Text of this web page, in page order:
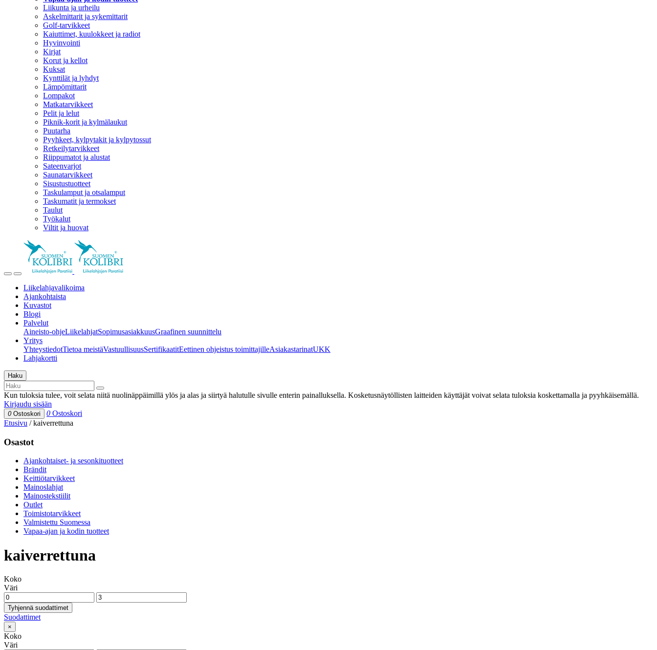
Liikunta ja urheilu
Askelmittarit ja sykemittarit
Golf-tarvikkeet
Kaiuttimet, kuulokkeet ja radiot
Hyvinvointi
Kirjat
Korut ja kellot
Kuksat
Kynttilät ja lyhdyt
Lämpömittarit
Lompakot
Matkatarvikkeet
Pelit ja lelut
Piknik-korit ja kylmälaukut
Puutarha
Pyyhkeet, kylpytakit ja kylpytossut
Retkeilytarvikkeet
Riippumatot ja alustat
Sateenvarjot
Saunatarvikkeet
Sisustustuotteet
Taskulamput ja otsalamput
Taskumatit ja termokset
Taulut
Työkalut
Viltit ja huovat
Liikelahjavalikoima
Ajankohtaista
Kuvastot
Blogi
Palvelut
Aineisto-ohjeLiikelahjatSopimusasiakkuusGraafinen suunnittelu
Yritys
YhteystiedotTietoa meistäVastuullisuusSertifikaatitEettinen ohjeistus toimittajilleAsiakastarinatUKK
Lahjakortti
Haku
Kun tuloksia tulee, voit selata niitä nuolinäppäimillä ylös ja alas ja siirtyä halutulle sivulle enterin painalluksella. Kosketusnäytöllisten laitteiden käyttäjät voivat selata tuloksia koskettamalla ja pyyhkäisemällä.
Kirjaudu sisään
0 Ostoskori 0 Ostoskori
Etusivu /kaiverrettuna
Osastot
Ajankohtaiset- ja sesonkituotteet
Brändit
Keittiötarvikkeet
Mainoslahjat
Mainostekstiilit
Outlet
Toimistotarvikkeet
Valmistettu Suomessa
Vapaa-ajan ja kodin tuotteet
kaiverrettuna
Koko
Väri
Tyhjennä suodattimet
Suodattimet
×
Koko
Väri